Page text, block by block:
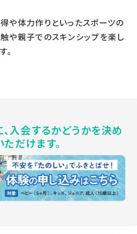
や体力作りといったスポーツの
や親子でのスキンシップを楽し
。
入会するかどうかを決め
ただけます。